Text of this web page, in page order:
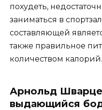
похудеть,
заниматься в
составляющей
также правильное
количеством калорий.
Арнольд
выдающийся